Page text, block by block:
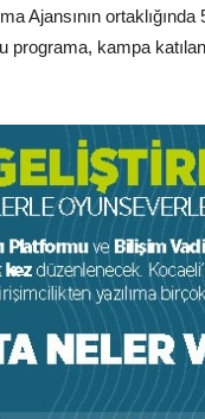
Ajansının
kampa